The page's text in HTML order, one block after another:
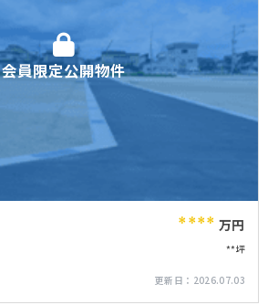
会員限定公開物件
**** 万円
**坪
更新日： 2026.07.03